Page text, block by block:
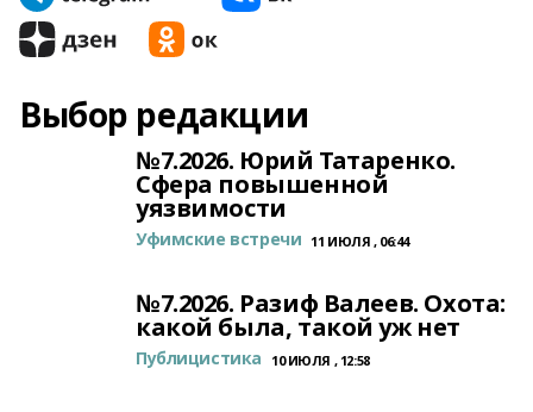
Выбор редакции
№7.2026. Юрий Татаренко.
Сфера повышенной
уязвимости
Уфимские встречи 11 ИЮЛЯ , 06:44
№7.2026. Разиф Валеев. Охота:
какой была, такой уж нет
Публицистика 10 ИЮЛЯ , 12:58